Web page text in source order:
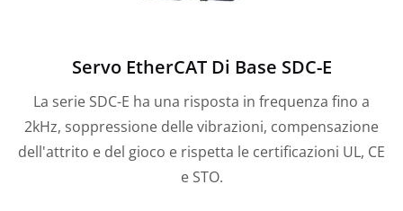
Servo EtherCAT Di Base SDC-E
La serie SDC-E ha una risposta in frequenza fino a
2kHz, soppressione delle vibrazioni, compensazione
dell'attrito e del gioco e rispetta le certificazioni UL, CE
e STO.